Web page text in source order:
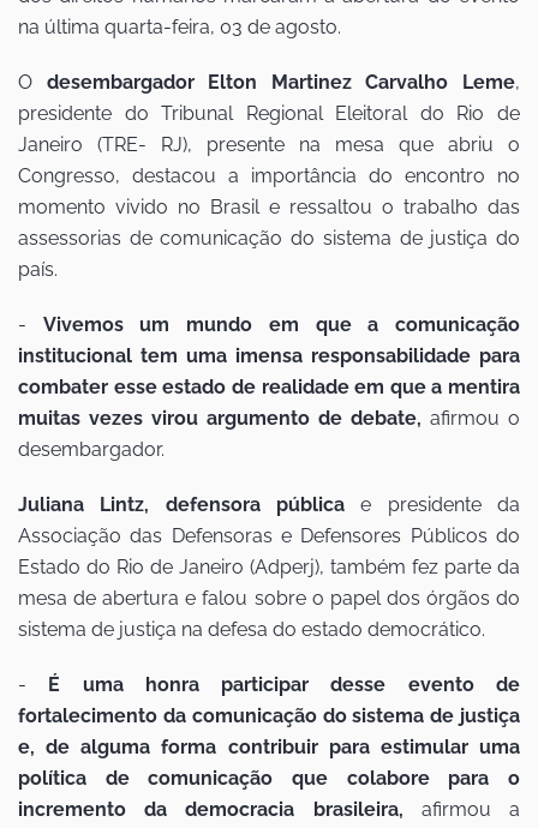
na última quarta-feira, 03 de agosto.
O desembargador Elton Martinez Carvalho Leme,
presidente do Tribunal Regional Eleitoral do Rio de
Janeiro (TRE- RJ), presente na mesa que abriu o
Congresso, destacou a importância do encontro no
momento vivido no Brasil e ressaltou o trabalho das
assessorias de comunicação do sistema de justiça do
país.
- Vivemos um mundo em que a comunicação
institucional tem uma imensa responsabilidade para
combater esse estado de realidade em que a mentira
muitas vezes virou argumento de debate, afirmou o
desembargador.
Juliana Lintz, defensora pública e presidente da
Associação das Defensoras e Defensores Públicos do
Estado do Rio de Janeiro (Adperj), também fez parte da
mesa de abertura e falou sobre o papel dos órgãos do
sistema de justiça na defesa do estado democrático.
- É uma honra participar desse evento de
fortalecimento da comunicação do sistema de justiça
e, de alguma forma contribuir para estimular uma
política de comunicação que colabore para o
incremento da democracia brasileira, afirmou a